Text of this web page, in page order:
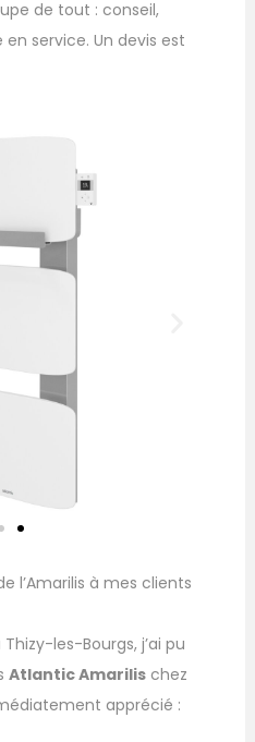
de tout : conseil,
service. Un devis est
l’Amarilis à mes clients
les-Bourgs, j’ai pu
Atlantic Amarilis chez
apprécié :